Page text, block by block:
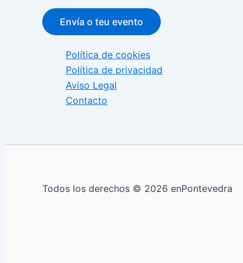
Envía o teu evento
Política de cookies
Política de privacidad
Aviso Legal
Contacto
Todos los derechos © 2026 enPontevedra